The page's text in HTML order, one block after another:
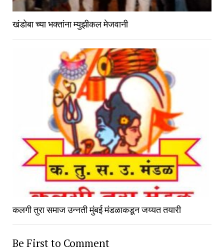
खंडोबा च्या भक्तांना म्युझीकल मेजवानी
कलगी तुरा समाज उन्नती मुंबई मंडळाकडून जय्यत तयारी
Be First to Comment